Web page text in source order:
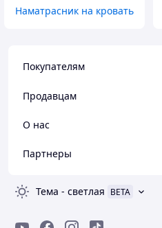
Наматрасник на кровать
Покупателям
Продавцам
О нас
Партнеры
Тема - светлая BETA